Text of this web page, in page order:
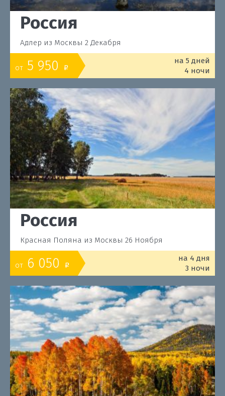
Россия
Адлер из Москвы 2 Декабря
от 5 950 o
на 5 дней
4 ночи
Россия
Красная Поляна из Москвы 26 Ноября
от 6 050 o
на 4 дня
3 ночи